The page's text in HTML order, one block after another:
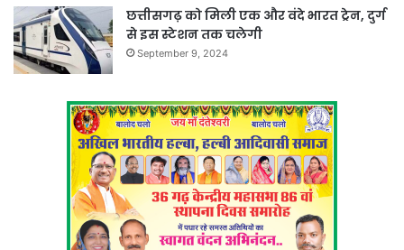
छत्तीसगढ़ को मिली एक और वंदे भारत ट्रेन, दुर्ग
से इस स्टेशन तक चलेगी
September 9, 2024